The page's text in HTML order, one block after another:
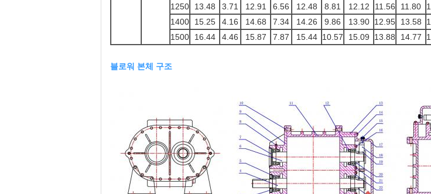
1250
13.48 3.71 12.91 6.56 12.48 8.81 12.12 11.56 11.80
1400
15.25 4.16 14.68 7.34 14.26 9.86 13.90 12.95 13.58
1500
16.44 4.46 15.87 7.87 15.44 10.57 15.09 13.88 14.77
블로워 본체 구조